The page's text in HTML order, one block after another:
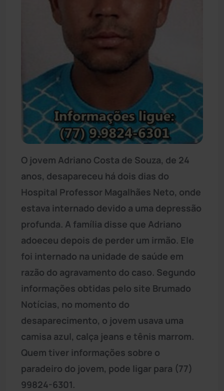
O jovem Adriano Costa de Souza, de 24
anos, desapareceu há dois dias do
Hospital Professor Magalhães Neto, onde
estava internado devido a uma depressão
profunda. A família disse que Adriano
adoeceu depois de perder um irmão. Ele
foi internado na unidade de saúde em
razão do agravamento do caso. Segundo
informações obtidas pelo site Brumado
Notícias, no momento do
desaparecimento, o jovem usava uma
camisa azul, calça jeans e tênis marrom.
Quem tiver informações sobre o
paradeiro do jovem, pode ligar para (77)
99824-6301.